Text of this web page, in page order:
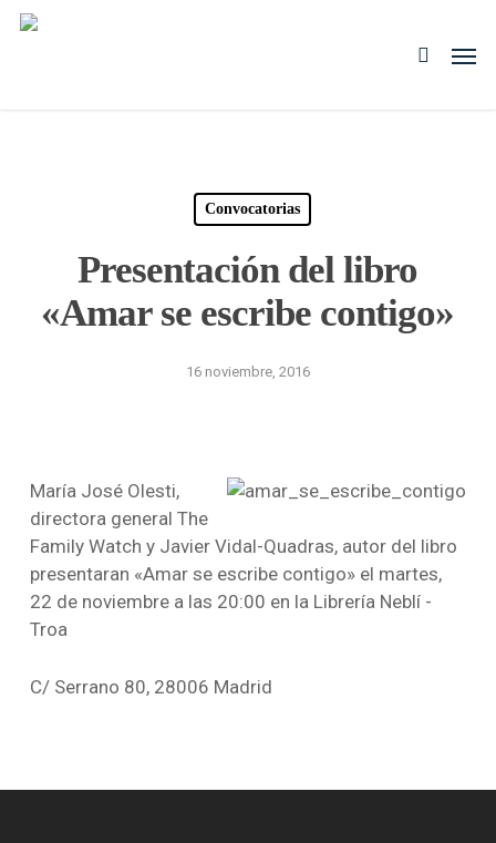
Skip
search
Convocatorias
Presentación del libro
«Amar se escribe contigo»
16 noviembre, 2016
María José Olesti,
directora general The
Family Watch y Javier Vidal-Quadras, autor del libro
presentaran «Amar se escribe contigo» el martes,
22 de noviembre a las 20:00 en la Librería Neblí -
Troa
C/ Serrano 80, 28006 Madrid